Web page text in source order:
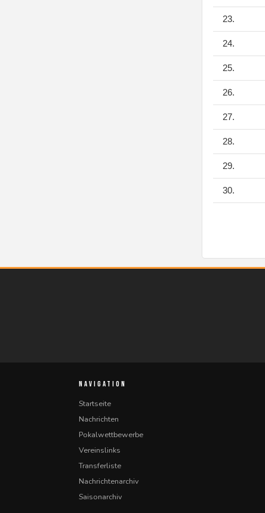
23.
24.
25.
26.
27.
28.
29.
30.
NAVIGATION
Startseite
Nachrichten
Pokalwettbewerbe
Vereinslinks
Transferliste
Nachrichtenarchiv
Saisonarchiv